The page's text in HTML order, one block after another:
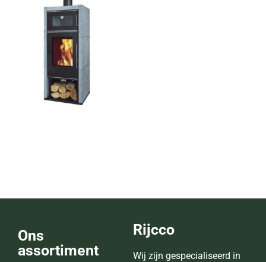
Ons
assortiment
Rijcco
Wij zijn gespecialiseerd in